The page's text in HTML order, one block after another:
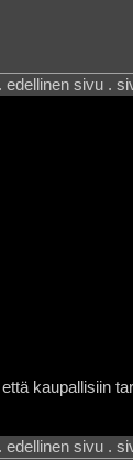
edellinen sivu .
kaupallisiin
edellinen sivu .